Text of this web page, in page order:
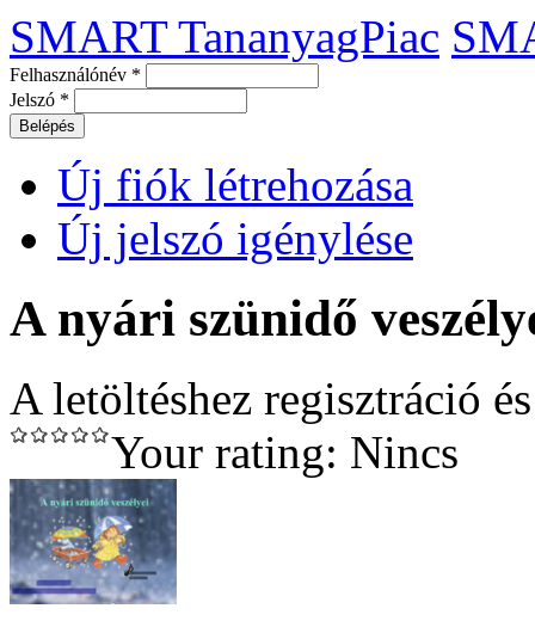
SMART TananyagPiac
Felhasználónév *
Jelszó *
Új fiók létrehozása
Új jelszó igénylése
A nyári szünidő
A letöltéshez regisztráció
Your rating: Nincs